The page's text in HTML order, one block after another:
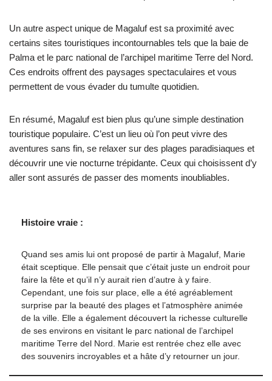
Un autre aspect unique de Magaluf est sa proximité avec
certains sites touristiques incontournables tels que la baie de
Palma et le parc national de l’archipel maritime Terre del Nord.
Ces endroits offrent des paysages spectaculaires et vous
permettent de vous évader du tumulte quotidien.
En résumé, Magaluf est bien plus qu’une simple destination
touristique populaire. C’est un lieu où l’on peut vivre des
aventures sans fin, se relaxer sur des plages paradisiaques et
découvrir une vie nocturne trépidante. Ceux qui choisissent d’y
aller sont assurés de passer des moments inoubliables.
Histoire vraie :
Quand ses amis lui ont proposé de partir à Magaluf, Marie
était sceptique. Elle pensait que c’était juste un endroit pour
faire la fête et qu’il n’y aurait rien d’autre à y faire.
Cependant, une fois sur place, elle a été agréablement
surprise par la beauté des plages et l’atmosphère animée
de la ville. Elle a également découvert la richesse culturelle
de ses environs en visitant le parc national de l’archipel
maritime Terre del Nord. Marie est rentrée chez elle avec
des souvenirs incroyables et a hâte d’y retourner un jour.